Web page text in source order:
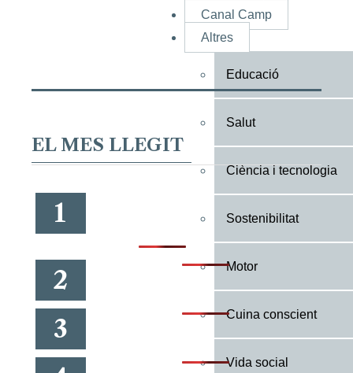
Canal Camp
Altres
Educació
Salut
Ciència i tecnologia
Sostenibilitat
Motor
Cuina conscient
Vida social
EL MES LLEGIT
1
2
3